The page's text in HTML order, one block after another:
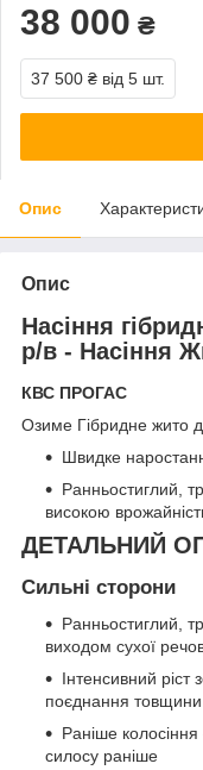
38 000 ₴
37 500 ₴ від 5 шт.
Опис
Опис
Насіння
р/в - Насіння
КВС ПРОГАС
Озиме Гібридне жито
Швидке
Ранньостиглий,
високою
ДЕТАЛЬНИЙ
Сильні сторони
Ранньостиглий,
виходом сухої
Інтенсивний
поєднання товщини
Раніше
силосу раніше